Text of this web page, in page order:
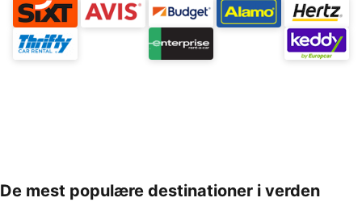
De mest populære destinationer i verden